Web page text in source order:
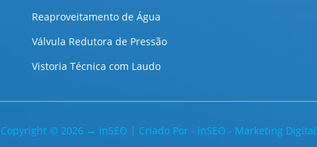
Reaproveitamento de Água
Válvula Redutora de Pressão
Vistoria Técnica com Laudo
Copyright © 2026 → inSEO | Criado Por - inSEO - Marketing Digital